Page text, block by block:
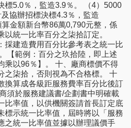
標5.0％，監造3.9％。 （4）5000
協辦招標決標4.3％，監造
金額新台幣86萬0,790元整，係
統一比率百分之柒拾訂定。
採建造費用百分比參考表之統一比
【範例：百分之玖拾陸，即上述
乘以96％】。 十、廠商標價不得
之柒拾，否則視為不合格標。 十
換算成各級距服務費率百分比後訂
須於服務建議書/企劃書中明確載
比率值，以供機關簽請首長訂定底
標示統一比率值，屆時將以「服務
之統一比率值並據以辦理議價手